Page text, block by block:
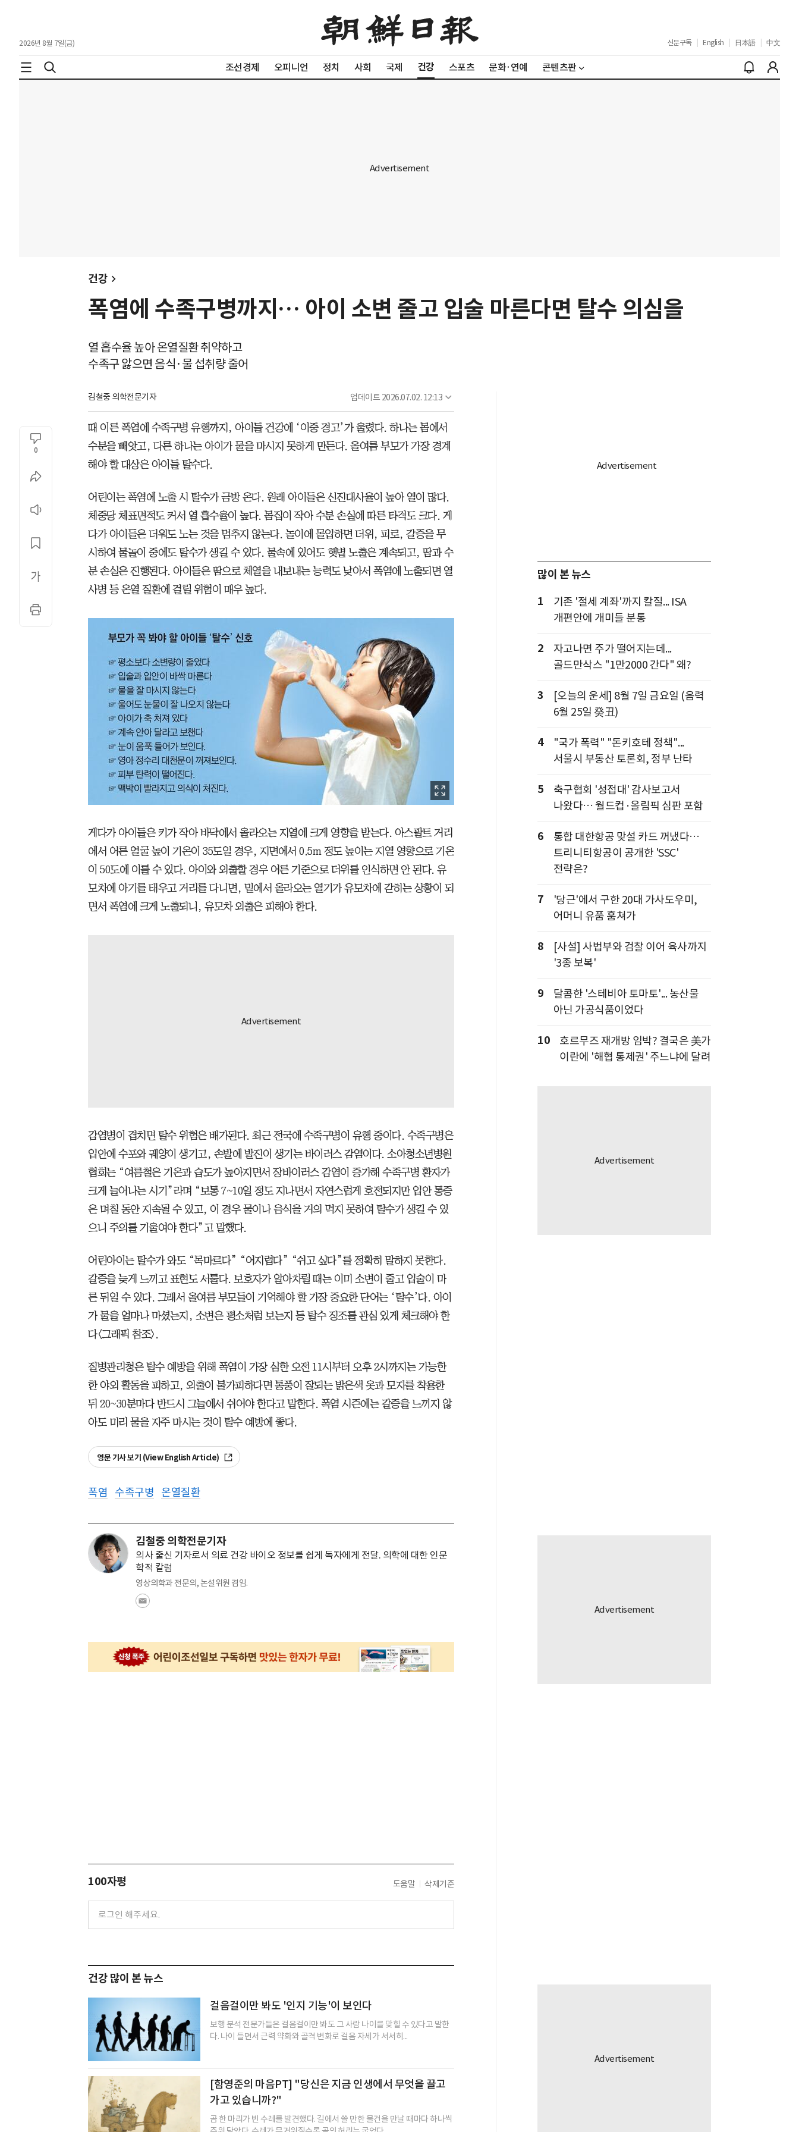
2026년 8월 7일(금) 신문구독 English 日本語 中文
조선경제 오피니언 정치 사회 국제 건강 스포츠 문화·연예 콘텐츠판
건강
폭염에 수족구병까지… 아이 소변 줄고 입술 마른다면 탈수 의심을
열 흡수율 높아 온열질환 취약하고
수족구 앓으면 음식·물 섭취량 줄어
김철중 의학전문기자 업데이트 2026.07.02. 12:13
0
때 이른 폭염에 수족구병 유행까지, 아이들 건강에 ‘이중 경고’가 울렸다. 하나는 몸에서
수분을 빼앗고, 다른 하나는 아이가 물을 마시지 못하게 만든다. 올여름 부모가 가장 경계
해야 할 대상은 아이들 탈수다.
어린이는 폭염에 노출 시 탈수가 금방 온다. 원래 아이들은 신진대사율이 높아 열이 많다.
체중당 체표면적도 커서 열 흡수율이 높다. 몸집이 작아 수분 손실에 따른 타격도 크다. 게
다가 아이들은 더워도 노는 것을 멈추지 않는다. 놀이에 몰입하면 더위, 피로, 갈증을 무
시하여 물놀이 중에도 탈수가 생길 수 있다. 물속에 있어도 햇볕 노출은 계속되고, 땀과 수
분 손실은 진행된다. 아이들은 땀으로 체열을 내보내는 능력도 낮아서 폭염에 노출되면 열
사병 등 온열 질환에 걸릴 위험이 매우 높다.
게다가 아이들은 키가 작아 바닥에서 올라오는 지열에 크게 영향을 받는다. 아스팔트 거리
에서 어른 얼굴 높이 기온이 35도일 경우, 지면에서 0.5m 정도 높이는 지열 영향으로 기온
이 50도에 이를 수 있다. 아이와 외출할 경우 어른 기준으로 더위를 인식하면 안 된다. 유
모차에 아기를 태우고 거리를 다니면, 밑에서 올라오는 열기가 유모차에 갇히는 상황이 되
면서 폭염에 크게 노출되니, 유모차 외출은 피해야 한다.
감염병이 겹치면 탈수 위험은 배가된다. 최근 전국에 수족구병이 유행 중이다. 수족구병은
입안에 수포와 궤양이 생기고, 손발에 발진이 생기는 바이러스 감염이다. 소아청소년병원
협회는 “여름철은 기온과 습도가 높아지면서 장바이러스 감염이 증가해 수족구병 환자가
크게 늘어나는 시기”라며 “보통 7~10일 정도 지나면서 자연스럽게 호전되지만 입안 통증
은 며칠 동안 지속될 수 있고, 이 경우 물이나 음식을 거의 먹지 못하여 탈수가 생길 수 있
으니 주의를 기울여야 한다”고 말했다.
어린아이는 탈수가 와도 “목마르다” “어지럽다” “쉬고 싶다”를 정확히 말하지 못한다.
갈증을 늦게 느끼고 표현도 서툴다. 보호자가 알아차릴 때는 이미 소변이 줄고 입술이 마
른 뒤일 수 있다. 그래서 올여름 부모들이 기억해야 할 가장 중요한 단어는 ‘탈수’다. 아이
가 물을 얼마나 마셨는지, 소변은 평소처럼 보는지 등 탈수 징조를 관심 있게 체크해야 한
다<그래픽 참조>.
질병관리청은 탈수 예방을 위해 폭염이 가장 심한 오전 11시부터 오후 2시까지는 가능한
한 야외 활동을 피하고, 외출이 불가피하다면 통풍이 잘되는 밝은색 옷과 모자를 착용한
뒤 20~30분마다 반드시 그늘에서 쉬어야 한다고 말한다. 폭염 시즌에는 갈증을 느끼지 않
아도 미리 물을 자주 마시는 것이 탈수 예방에 좋다.
영문 기사 보기 (View English Article)
폭염 수족구병 온열질환
김철중 의학전문기자
의사 출신 기자로서 의료 건강 바이오 정보를 쉽게 독자에게 전달. 의학에 대한 인문
학적 칼럼
영상의학과 전문의, 논설위원 겸임.
100자평 도움말 삭제기준
건강 많이 본 뉴스
걸음걸이만 봐도 '인지 기능'이 보인다
보행 분석 전문가들은 걸음걸이만 봐도 그 사람 나이를 맞힐 수 있다고 말한
다. 나이 들면서 근력 약화와 골격 변화로 걸음 자세가 서서히...
[함영준의 마음PT] "당신은 지금 인생에서 무엇을 끌고
가고 있습니까?"
곰 한 마리가 빈 수레를 발견했다. 길에서 쓸 만한 물건을 만날 때마다 하나씩
많이 본 뉴스
1
기존 '절세 계좌'까지 칼질... ISA
개편안에 개미들 분통
2
자고나면 주가 떨어지는데...
골드만삭스 "1만2000 간다" 왜?
3
[오늘의 운세] 8월 7일 금요일 (음력
6월 25일 癸丑)
4
"국가 폭력" "돈키호테 정책"...
서울시 부동산 토론회, 정부 난타
5
축구협회 '성접대' 감사보고서
나왔다… 월드컵·올림픽 심판 포함
6
통합 대한항공 맞설 카드 꺼냈다…
트리니티항공이 공개한 'SSC'
전략은?
7
'당근'에서 구한 20대 가사도우미,
어머니 유품 훔쳐가
8
[사설] 사법부와 검찰 이어 육사까지
'3종 보복'
9
달콤한 '스테비아 토마토'... 농산물
아닌 가공식품이었다
10
호르무즈 재개방 임박? 결국은 美가
이란에 '해협 통제권' 주느냐에 달려